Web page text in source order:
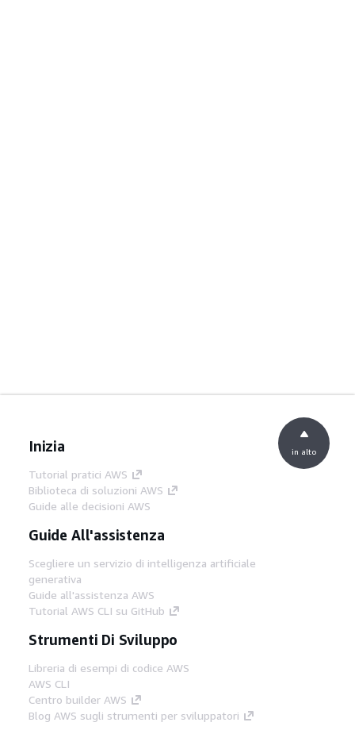
Inizia
Tutorial pratici AWS
Biblioteca di soluzioni AWS
Guide alle decisioni AWS
Guide All'assistenza
Scegliere un servizio di intelligenza artificiale
generativa
Guide all'assistenza AWS
Tutorial AWS CLI su GitHub
Strumenti Di Sviluppo
Libreria di esempi di codice AWS
AWS CLI
Centro builder AWS
Blog AWS sugli strumenti per sviluppatori
in alto